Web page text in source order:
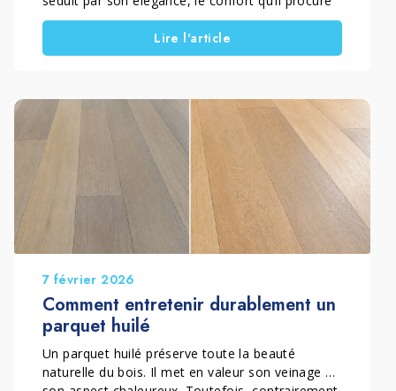
et sa capacité à mettre en valeur tous les styles
d’intérieur. Toutefois, pour préserver
durablement son aspect, il est essentiel de
cela, il faut adopter la bonne méthode et choisir
des produits adaptés à sa finition. En effet, un
parquet vitrifié ne s’entretient pas comme un
parquet huilé ou ciré. Dans ce guide complet,
découvrez les erreurs à éviter ainsi que les
solutions les plus adaptées pour conserver un
bois propre, protégé et esthétique pendant de
nombreuses années.
Lire l'article
7 février 2026
Comment entretenir durablement un
parquet huilé
Un parquet huilé préserve toute la beauté
naturelle du bois. Il met en valeur son veinage et